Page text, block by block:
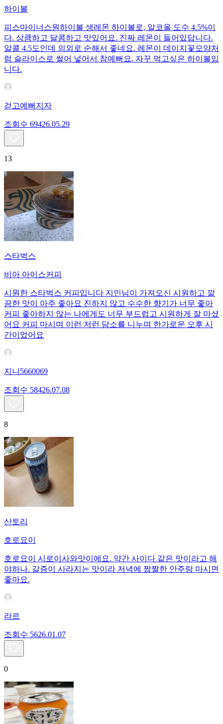
하이볼
피스마이너스원하이볼 생레몬 하이볼로, 알코올 도수 4.5%이
다. 상큼하고 달콤하고 맛있어요. 진짜 레몬이 들어있답니다.
알콜 4.5도인데 의외로 순해서 좋네요. 레몬이 데이지꽃모양처
럼 슬라이스로 썰어 넣어서 참예뻐요. 자꾸 먹고싶은 하이볼입
니다.
걷고예뻐지자
조회수 69426.05.29
13
스타벅스
비아 아이스커피
시원한 스타벅스 커피입니다 지인님이 가져오신 시원하고 깔
끔한 맛이 아주 좋아요 진하지 않고 수수한 향기가 너무 좋아
커피 좋아하지 않는 나에게도 너무 부드럽고 시원하게 잘 마셨
어요 커피 마시며 이런 저런 담소를 니누며 한가로운 오후 시
간이었어요
지니5660069
조회수 58426.07.08
8
산토리
호로요이
호로요이 시로이사와맛이에요. 약간 사이다 같은 맛이라고 해
야하나. 갈증이 사라지는 맛이라 저녁에 짭짤한 안주랑 마시면
좋아요.
라르
조회수 5626.01.07
0